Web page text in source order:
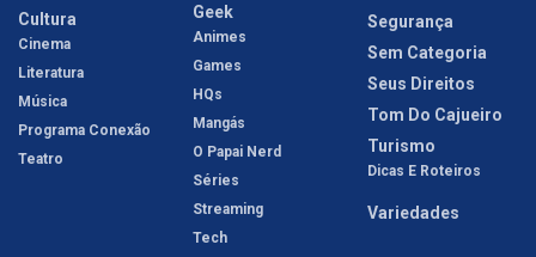
Cultura
Cinema
Literatura
Música
Programa Conexão
Teatro
Geek
Animes
Games
HQs
Mangás
O Papai Nerd
Séries
Streaming
Tech
Segurança
Sem Categoria
Seus Direitos
Tom Do Cajueiro
Turismo
Dicas E Roteiros
Variedades